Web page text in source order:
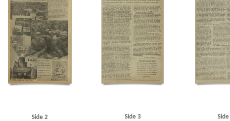
Alberti, Peter, politiker Aktuel Ugerevy Amerika Andersen, John, solodanser Anthoni, finsk
R. B Berdjajew, professor Berlingske Tidende Best, Hildegart Best, Werner
Bornholm Bredgade, Kbh. Brisson, Carl, sanger Budapest Bulgakoff, professor Bæk, E.,
Christmas Møller, John, politiker Churchill, Winston Clearingdrab Corsaren, satireblad D
De frie Danske de Hemmer Gudme, Peter Det danske Raad Det kgl. Teater Dietrich, Marlene,
oberst ELAS Emmeches Metalvarefabrik Eskelund, Karl, chef for Udenrigsministeriets
Gammelholm, Kbh. Gammelholms Vagtkorps Gernandt, korrespondent Gleyn, Cyril K., professor,
Gøteborg Handels- og Sjøfartstidning Hamburger Illustrierte Hanneken, Hermann von
Side 2 Side 3 Side